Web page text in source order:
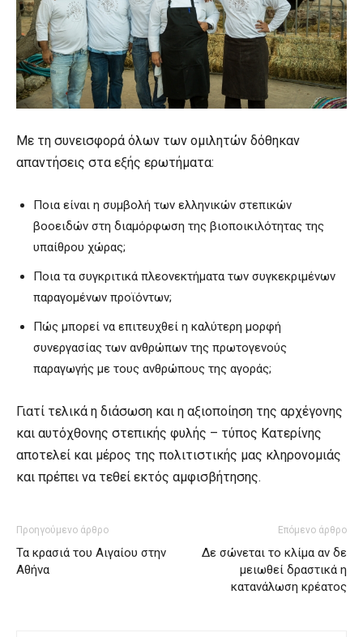
Με τη συνεισφορά όλων των ομιλητών δόθηκαν
απαντήσεις στα εξής ερωτήματα:
Ποια είναι η συμβολή των ελληνικών στεπικών
βοοειδών στη διαμόρφωση της βιοποικιλότητας της
υπαίθρου χώρας;
Ποια τα συγκριτικά πλεονεκτήματα των συγκεκριμένων
παραγομένων προϊόντων;
Πώς μπορεί να επιτευχθεί η καλύτερη μορφή
συνεργασίας των ανθρώπων της πρωτογενούς
παραγωγής με τους ανθρώπους της αγοράς;
Γιατί τελικά η διάσωση και η αξιοποίηση της αρχέγονης
και αυτόχθονης στεπικής φυλής – τύπος Κατερίνης
αποτελεί και μέρος της πολιτιστικής μας κληρονομιάς
και πρέπει να τεθεί εκτός αμφισβήτησης.
Προηγούμενο άρθρο
Τα κρασιά του Αιγαίου στην
Αθήνα
Επόμενο άρθρο
Δε σώνεται το κλίμα αν δε
μειωθεί δραστικά η
κατανάλωση κρέατος